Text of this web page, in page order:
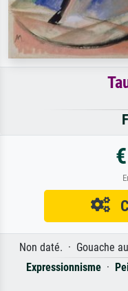
Non daté. · Gouache
Expressionnisme·